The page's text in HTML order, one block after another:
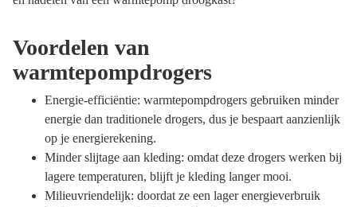
Voordelen van
warmtepompdrogers
Energie-efficiëntie: warmtepompdrogers gebruiken minder
energie dan traditionele drogers, dus je bespaart aanzienlijk
op je energierekening.
Minder slijtage aan kleding: omdat deze drogers werken bij
lagere temperaturen, blijft je kleding langer mooi.
Milieuvriendelijk: doordat ze een lager energieverbruik